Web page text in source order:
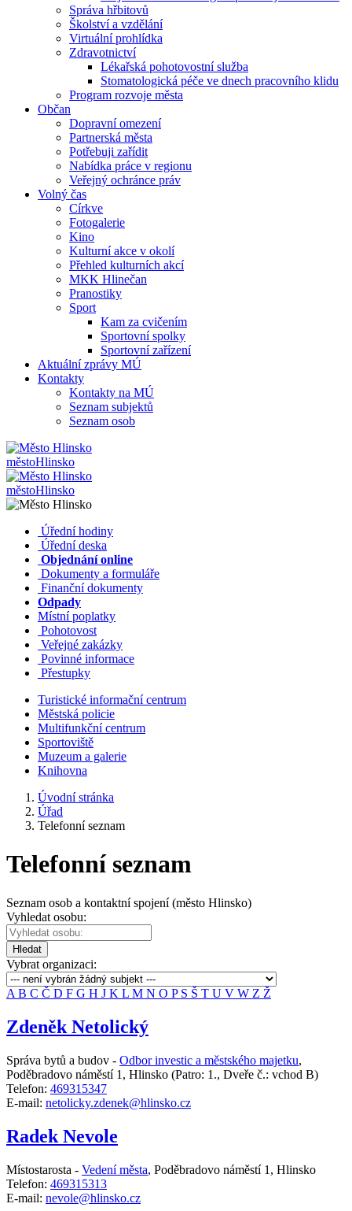
Správa hřbitovů
Školství a vzdělání
Virtuální prohlídka
Zdravotnictví
Lékařská pohotovostní služba
Stomatologická péče ve dnech pracovního klidu
Program rozvoje města
Občan
Dopravní omezení
Partnerská města
Potřebuji zařídit
Nabídka práce v regionu
Veřejný ochránce práv
Volný čas
Církve
Fotogalerie
Kino
Kulturní akce v okolí
Přehled kulturních akcí
MKK Hlinečan
Pranostiky
Sport
Kam za cvičením
Sportovní spolky
Sportovní zařízení
Aktuální zprávy MÚ
Kontakty
Kontakty na MÚ
Seznam subjektů
Seznam osob
městoHlinsko
městoHlinsko
Úřední hodiny
Úřední deska
Objednání online
Dokumenty a formuláře
Finanční dokumenty
Odpady
Místní poplatky
Pohotovost
Veřejné zakázky
Povinné informace
Přestupky
Turistické informační centrum
Městská policie
Multifunkční centrum
Sportoviště
Muzeum a galerie
Knihovna
Úvodní stránka
Úřad
Telefonní seznam
Telefonní seznam
Seznam osob a kontaktní spojení (město Hlinsko)
Vyhledat osobu:
Hledat
Vybrat organizaci:
A B C Č D F G H J K L M N O P S Š T U V W Z Ž
Zdeněk Netolický
Správa bytů a budov - Odbor investic a městského majetku,
Poděbradovo náměstí 1, Hlinsko (Patro: 1., Dveře č.: vchod B)
Telefon: 469315347
E-mail: netolicky.zdenek@hlinsko.cz
Radek Nevole
Místostarosta - Vedení města, Poděbradovo náměstí 1, Hlinsko
Telefon: 469315313
E-mail: nevole@hlinsko.cz